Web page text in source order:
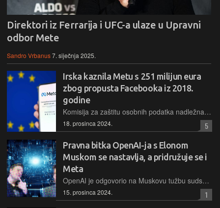
Direktori iz Ferrarija i UFC-a ulaze u Upravni
odbor Mete
Sandro Vrbanus7. siječnja 2025.
Irska kaznila Metu s 251 milijun eura
zbog propusta Facebooka iz 2018.
godine
Komisija za zaštitu osobnih podatka nadležna za provođenje europske regulative u Irskoj, DPC, izrekla je novu kaznu Meti, sukladno odredbama Opće uredbe o zaštiti podataka (GDPR)
18. prosinca 2024. 5
Pravna bitka OpenAI-ja s Elonom
Muskom se nastavlja, a pridružuje se i
Meta
OpenAI je odgovorio na Muskovu tužbu sudskim podneskom koji osporava Muskove tvrdnje i otkriva nove detalje o ranim danima tvrtke, ali i o složenom odnosu između Muska i OpenAI-ja. I Meta ne želi da OpenAI postane profitna kompanija...
15. prosinca 2024. 1